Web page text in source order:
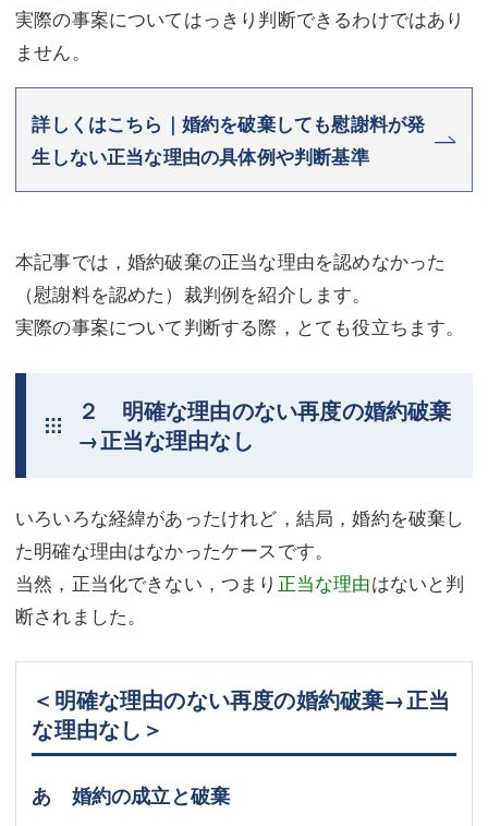
アクセス
東京事務所 (新宿・四谷)
埼玉事務所 (さいたま市)
川口事務所（埼玉県川口市）
東京事務所 (新宿・四谷)
埼玉事務所 (さいたま市)
川口事務所（埼玉県川口市）
お問い合せフォーム
実際の事案についてはっきり判断できるわけではあり
ません。
詳しくはこちら｜婚約を破棄しても慰謝料が発
生しない正当な理由の具体例や判断基準
本記事では，婚約破棄の正当な理由を認めなかった
（慰謝料を認めた）裁判例を紹介します。
実際の事案について判断する際，とても役立ちます。
２ 明確な理由のない再度の婚約破棄
→正当な理由なし
いろいろな経緯があったけれど，結局，婚約を破棄し
た明確な理由はなかったケースです。
当然，正当化できない，つまり 正当な理由はないと判
断されました。
＜明確な理由のない再度の婚約破棄→正当
な理由なし＞
あ 婚約の成立と破棄